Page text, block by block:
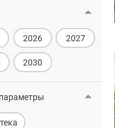
2026 2027
2030